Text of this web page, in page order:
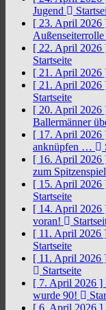
Jugend
[ 23. April 2026
[ 22. April 2026
Startseite
[ 21. April 2026
[ 21. April 2026
Startseite
[ 20. April 2026
Ballermänner
[ 17. April 2026
anknüpfen …
[ 16. April 2026
zum Spitzenspiel
[ 15. April 2026
Startseite
[ 14. April 2026
voran!
[ 11. April 2026
Startseite
[ 11. April 2026
Startseite
[ 7. April 2026 ]
wurde 90!
[ 6. April 2026 ]